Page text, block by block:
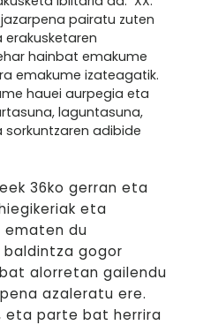
pairatu zuten
hainbat emakume
emakume izateagatik.
hauei aurpegia eta
laguntasuna,
sorkuntzaren adibide
36ko gerran eta
eta
ematen du
gogor
alorretan gailendu
azaleratu ere.
eta parte bat herrira